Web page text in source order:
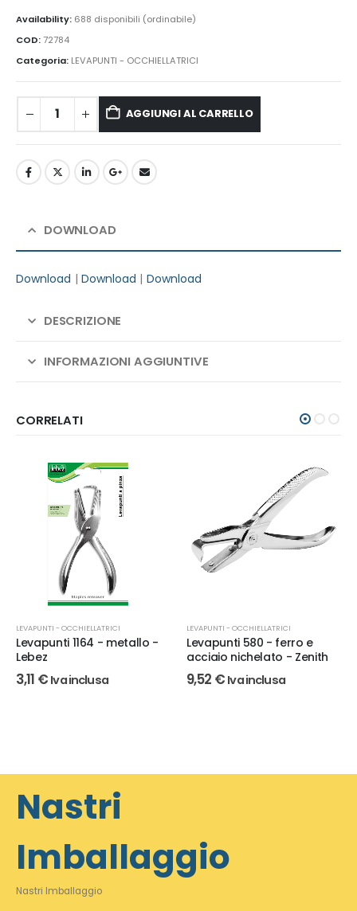
Availability: 688 disponibili (ordinabile)
COD:72784
Categoria: LEVAPUNTI - OCCHIELLATRICI
AGGIUNGI AL CARRELLO
DOWNLOAD
Download | Download | Download
DESCRIZIONE
INFORMAZIONI AGGIUNTIVE
CORRELATI
LEVAPUNTI - OCCHIELLATRICI
Levapunti 1164 - metallo -
Lebez
3,11 € Iva inclusa
LEVAPUNTI - OCCHIELLATRICI
Levapunti 580 - ferro e
acciaio nichelato - Zenith
9,52 € Iva inclusa
Nastri
Imballaggio
Nastri Imballaggio